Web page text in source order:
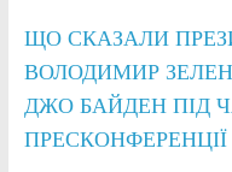
ЩО СКАЗАЛИ
ВОЛОДИМИР
ДЖО БАЙДЕН ПІД
ПРЕСКОНФЕРЕНЦІЇ